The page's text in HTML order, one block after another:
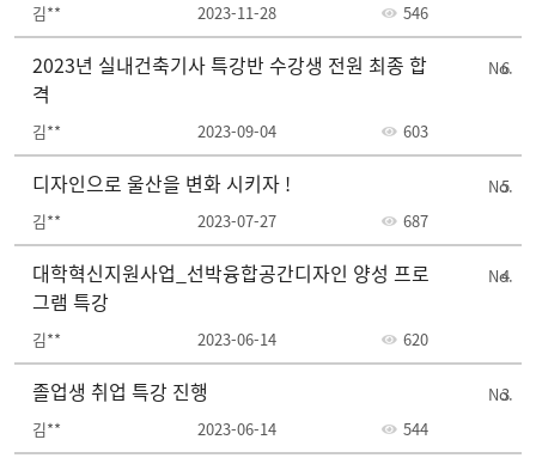
김** 2023-11-28 546
6
2023년 실내건축기사 특강반 수강생 전원 최종 합
격
김** 2023-09-04 603
5
디자인으로 울산을 변화 시키자 !
김** 2023-07-27 687
4
대학혁신지원사업_선박융합공간디자인 양성 프로
그램 특강
김** 2023-06-14 620
3
졸업생 취업 특강 진행
김** 2023-06-14 544